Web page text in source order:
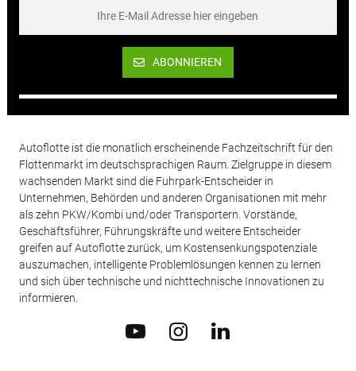
ABONNIEREN
Autoflotte ist die monatlich erscheinende Fachzeitschrift für den
Flottenmarkt im deutschsprachigen Raum. Zielgruppe in diesem
wachsenden Markt sind die Fuhrpark-Entscheider in
Unternehmen, Behörden und anderen Organisationen mit mehr
als zehn PKW/Kombi und/oder Transportern. Vorstände,
Geschäftsführer, Führungskräfte und weitere Entscheider
greifen auf Autoflotte zurück, um Kostensenkungspotenziale
auszumachen, intelligente Problemlösungen kennen zu lernen
und sich über technische und nichttechnische Innovationen zu
informieren.